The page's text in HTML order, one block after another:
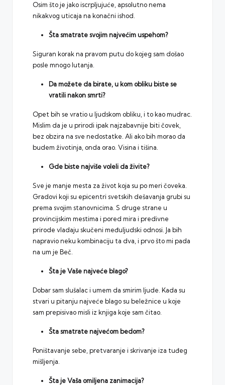
Osim što je jako iscrpljujuće, apsolutno nema
nikakvog uticaja na konačni ishod.
Šta smatrate svojim najvećim uspehom?
Siguran korak na pravom putu do kojeg sam došao
posle mnogo lutanja.
Da možete da birate, u kom obliku biste se
vratili nakon smrti?
Opet bih se vratio u ljudskom obliku, i to kao mudrac.
Mislim da je u prirodi ipak najzabavnije biti čovek,
bez obzira na sve nedostatke. Ali ako bih morao da
budem životinja, onda orao. Visina i tišina.
Gde biste najviše voleli da živite?
Sve je manje mesta za život koja su po meri čoveka.
Gradovi koji su epicentri svetskih dešavanja grubi su
prema svojim stanovnicima. S druge strane u
provincijskim mestima i pored mira i predivne
prirode vladaju skučeni međuljudski odnosi. Ja bih
napravio neku kombinaciju ta dva, i prvo što mi pada
na um je Beč.
Šta je Vaše najveće blago?
Dobar sam slušalac i umem da smirim ljude. Kada su
stvari u pitanju najveće blago su beležnice u koje
sam prepisivao misli iz knjiga koje sam čitao.
Šta smatrate najvećom bedom?
Poništavanje sebe, pretvaranje i skrivanje iza tuđeg
mišljenja.
Šta je Vaša omiljena zanimacija?